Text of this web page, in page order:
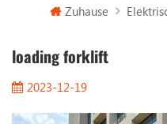
Zuhause
loading forklift
2023-12-19